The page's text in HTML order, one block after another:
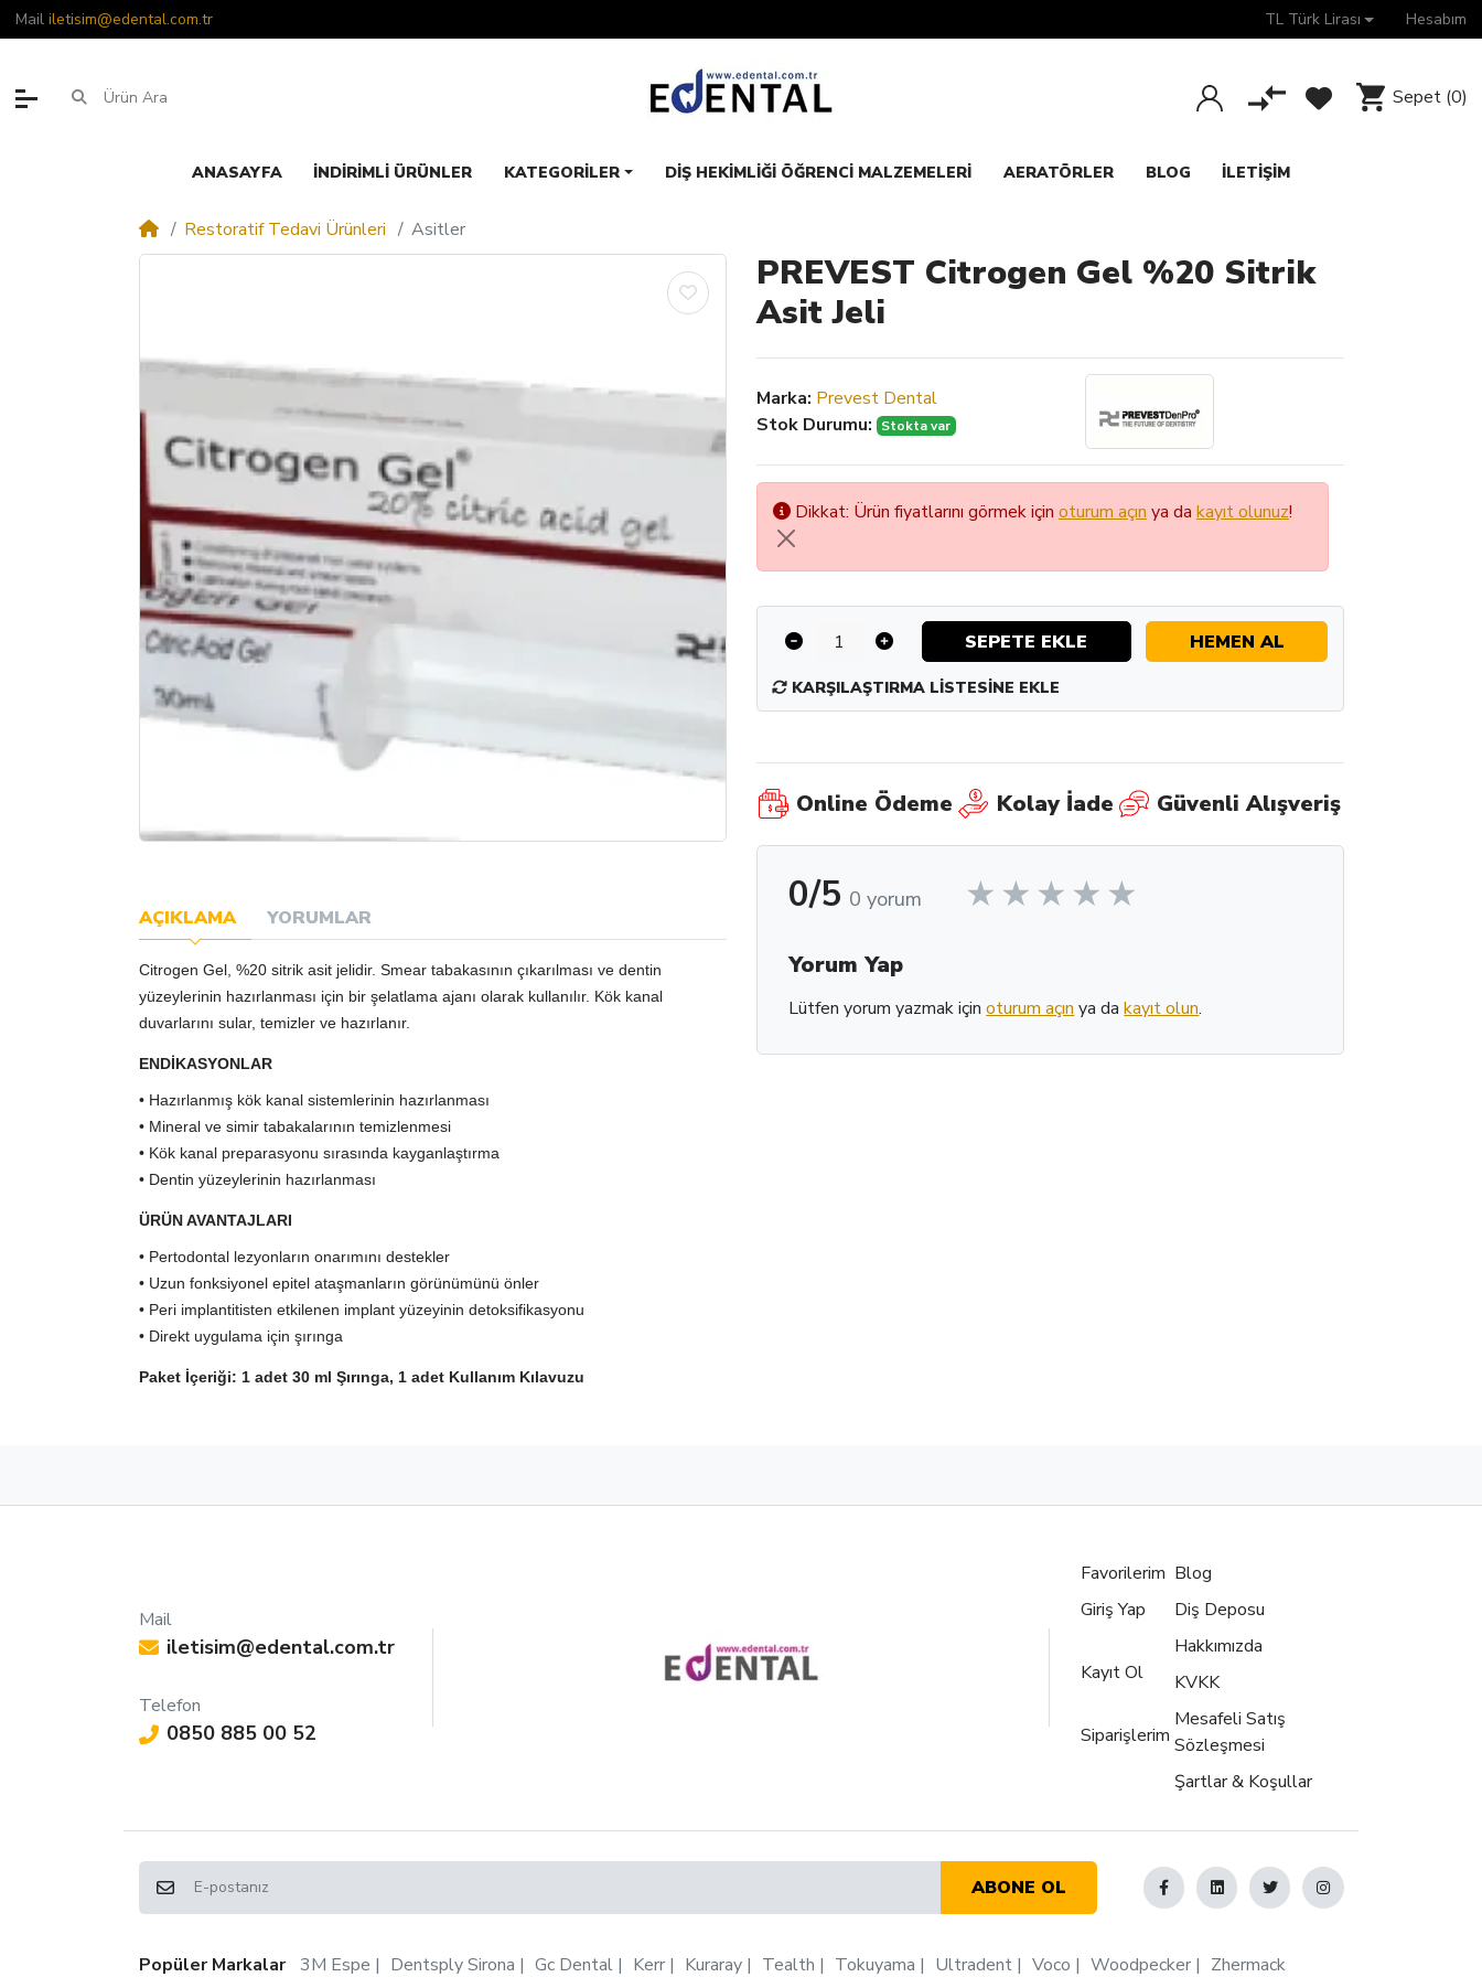
Mail iletisim@edental.com.tr TL Türk Lirası Hesabım
Sepet (0)
ANASAYFA İNDIRIMLI ÜRÜNLER KATEGORILER DIŞ HEKIMLIĞI ÖĞRENCI MALZEMELERI AERATÖRLER BLOG İLETIŞIM
Restoratif Tedavi Ürünleri Asitler
AÇIKLAMA YORUMLAR
Citrogen Gel, %20 sitrik asit jelidir. Smear tabakasının çıkarılması ve dentin
yüzeylerinin hazırlanması için bir şelatlama ajanı olarak kullanılır. Kök kanal
duvarlarını sular, temizler ve hazırlanır.
ENDİKASYONLAR
• Hazırlanmış kök kanal sistemlerinin hazırlanması
• Mineral ve simir tabakalarının temizlenmesi
• Kök kanal preparasyonu sırasında kayganlaştırma
• Dentin yüzeylerinin hazırlanması
ÜRÜN AVANTAJLARI
• Pertodontal lezyonların onarımını destekler
• Uzun fonksiyonel epitel ataşmanların görünümünü önler
• Peri implantitisten etkilenen implant yüzeyinin detoksifikasyonu
• Direkt uygulama için şırınga
Paket İçeriği: 1 adet 30 ml Şırınga, 1 adet Kullanım Kılavuzu
PREVEST Citrogen Gel %20 Sitrik
Asit Jeli
Marka: Prevest Dental
Stok Durumu:
Stokta var
Dikkat: Ürün fiyatlarını görmek için oturum açın ya da kayıt olunuz!
SEPETE EKLE HEMEN AL
KARŞILAŞTIRMA LISTESINE EKLE
Online Ödeme Kolay İade Güvenli Alışveriş
0/5 0 yorum
Yorum Yap
Lütfen yorum yazmak içinoturum açın ya dakayıt olun.
Mail
iletisim@edental.com.tr
Telefon
0850 885 00 52
Favorilerim
Giriş Yap
Kayıt Ol
Siparişlerim
Blog
Diş Deposu
Hakkımızda
KVKK
Mesafeli Satış
Sözleşmesi
Şartlar & Koşullar
ABONE OL
Popüler Markalar 3M Espe Dentsply Sirona Gc Dental Kerr Kuraray Tealth Tokuyama Ultradent Voco Woodpecker Zhermack